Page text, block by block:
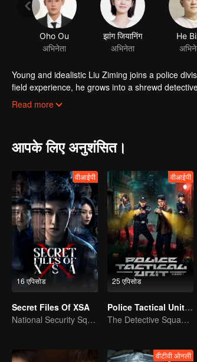
Oho Ou
अभिनेता
झांग जियानिंग
अभिनेता
He
Young and idealistic Liu Ziming joins a police
field experience, he grows into a shrewd
humanity’s duality-the good and evil within-
Read more
आपके लिए अनुशंसित।
16 एपिसोड
वीआईपी
Secret Files Of XSA
National Security Squad Smashes Spy Conspiracy
25 एपिसोड
वीआईपी
Police Tactical Unit Season 1
The Detective Squad Solves Baffling Cases
वीटीवी ओनली